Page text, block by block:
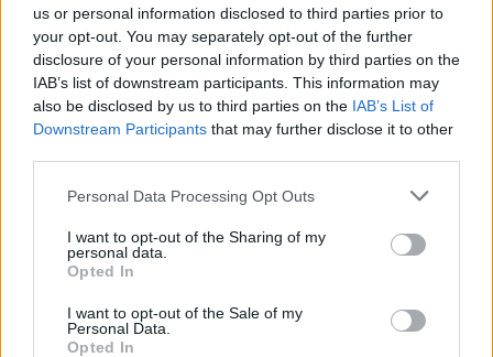
us or personal information disclosed to third parties prior to
your opt-out. You may separately opt-out of the further
disclosure of your personal information by third parties on the
IAB’s list of downstream participants. This information may
also be disclosed by us to third parties on the IAB’s List of
Downstream Participants that may further disclose it to other
Personal Data Processing Opt Outs
I want to opt-out of the Sharing of my
personal data.
Opted In
I want to opt-out of the Sale of my
Personal Data.
Opted In
Coppa Italia: gli accoppiamenti degli ottavi
di finale con i derby di Gallura, Barbagia e
Ogliastra
5 Ago 2026
Coppa Italia: gli accoppiamenti dei 16esimi di
finale con i derby a Cagliari, Sassari e
in Eccellenza, il Fonni sale in Promozione
5 Ago 2026